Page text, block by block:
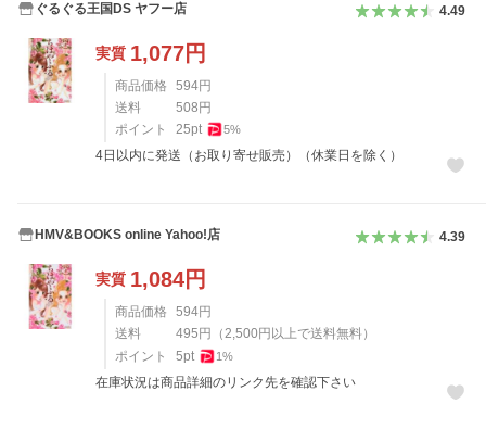
ぐるぐる王国DS ヤフー店 4.49
実質 1,077円
商品価格 594円
送料
508 円
ポイント
25pt 5%
4日以内に発送（お取り寄せ販売）（休業日を除く）
HMV&BOOKS online Yahoo!店 4.39
実質 1,084円
商品価格 594円
送料
495 円 （2,500 円以上で送料無料）
ポイント
5pt 1%
在庫状況は商品詳細のリンク先を確認下さい